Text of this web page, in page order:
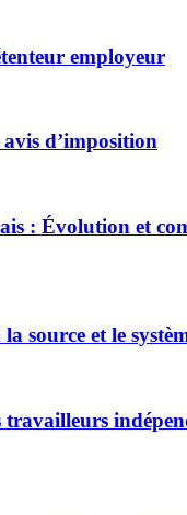
employeur
d’imposition
: Évolution et
source et le
travailleurs